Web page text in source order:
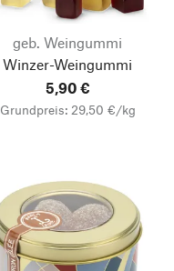
geb. Weingummi
Winzer-Weingummi
5,90 €
Grundpreis: 29,50 €/kg